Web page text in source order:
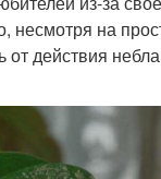
несмотря на
от действия